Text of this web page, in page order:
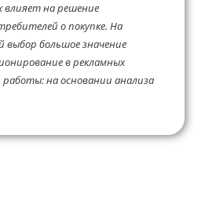
влияет на решение
о покупке. На
выбор большое значение
в рекламных
работы: на основании анализа